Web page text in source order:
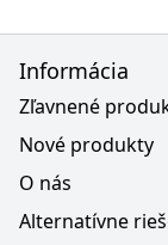
Informácia
Zľavnené
Nové produkty
O nás
Alternatívne